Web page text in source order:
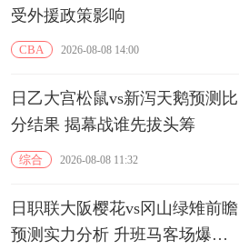
受外援政策影响
CBA 2026-08-08 14:00
日乙大宫松鼠vs新泻天鹅预测比
分结果 揭幕战谁先拔头筹
综合 2026-08-08 11:32
日职联大阪樱花vs冈山绿雉前瞻
预测实力分析 升班马客场爆冷